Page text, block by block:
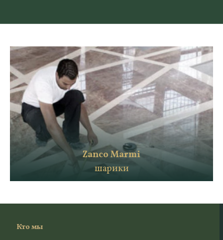
Zanco Marmi
шарики
Кто мы